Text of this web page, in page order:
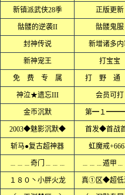
新镇派武侠28季 正版更新
骷髅的逆袭II 骷髅鬼服
封神传说 新增诸多
新神宠王 打宝宝
免 费 专 属 打 野 通
神泣★遗忘III 会员可打
金币沉默 第━１
2003◆魅影沉默◆ 首发◆首战
斩马●复古超神器 虹魔戒
﹍﹍﹍奇门﹍﹍﹍ ﹍﹍﹍遁甲
１８０丶小胖火龙 真①区◆超低